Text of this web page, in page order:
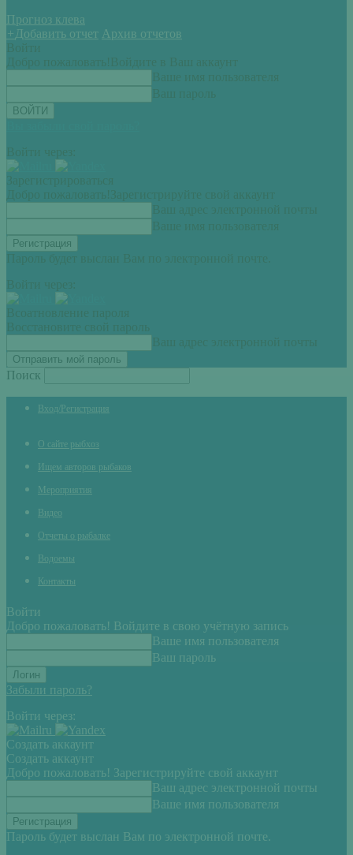
Прогноз клева
+ Добавить отчет Архив отчетов
Войти
Добро пожаловать! Войдите в Ваш аккаунт
Ваше имя пользователя
Ваш пароль
Войти через:
Зарегистрироваться
Добро пожаловать! Зарегистрируйте свой аккаунт
Ваш адрес электронной почты
Ваше имя пользователя
Пароль будет выслан Вам по электронной почте.
Войти через:
Всоатновление пароля
Восстановите свой пароль
Ваш адрес электронной почты
Поиск
Вход/Регистрация
О сайте рыбхоз
Ищем авторов рыбаков
Мероприятия
Видео
Отчеты о рыбалке
Водоемы
Контакты
Войти
Добро пожаловать! Войдите в свою учётную запись
Ваше имя пользователя
Ваш пароль
Забыли пароль?
Войти через:
Создать аккаунт
Создать аккаунт
Добро пожаловать! Зарегистрируйте свой аккаунт
Ваш адрес электронной почты
Ваше имя пользователя
Пароль будет выслан Вам по электронной почте.